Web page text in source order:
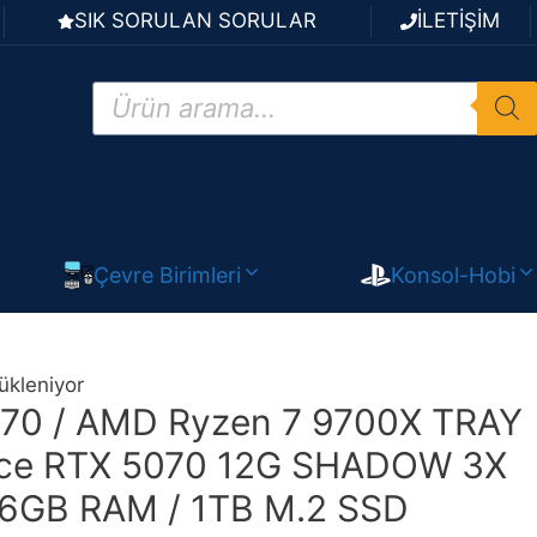
SIK SORULAN SORULAR İLETİŞİM
Products
search
Çevre Birimleri Konsol-Hobi
/ AMD Ryzen 7 9700X TRAY
RTX 5070 12G SHADOW 3X
RAM / 1TB M.2 SSD